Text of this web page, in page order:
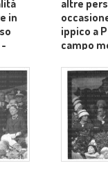
in
altre
ippico a
campo